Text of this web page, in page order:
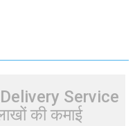
Service
की कमाई